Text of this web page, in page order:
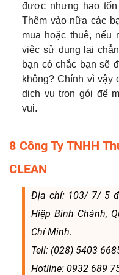
được nhưng hao
Thêm vào nữa các
mua hoặc thuê, nếu
việc sử dụng lại
bạn có chắc bạn sẽ
không? Chính vì vậy
dịch vụ trọn gói để
vui.
8 Công Ty TNHH
CLEAN
Địa chỉ: 103/ 7/ 5
Hiệp Bình Chánh,
Chí Minh.
Tell: (028) 5403
Hotline: 0932 689